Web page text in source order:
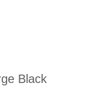
Black